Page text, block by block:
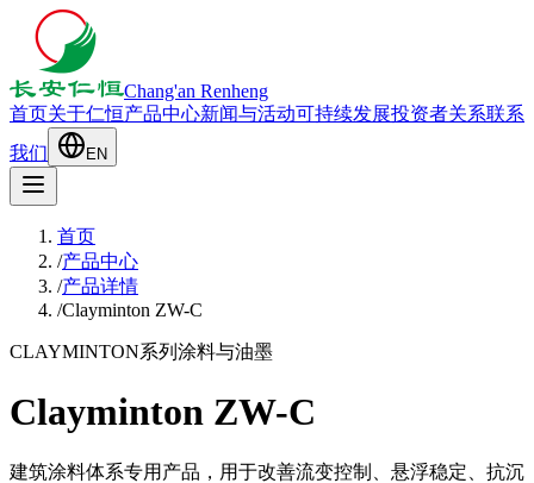
Chang'an Renheng
首页关于仁恒产品中心新闻与活动可持续发展投资者关系联系
我们
EN
首页
/产品中心
/产品详情
/Clayminton ZW-C
CLAYMINTON系列 涂料与油墨
Clayminton ZW-C
建筑涂料体系专用产品，用于改善流变控制、悬浮稳定、抗沉